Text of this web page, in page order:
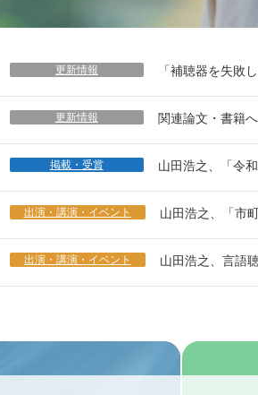
更新情報 「補聴器を失敗
更新情報 関連論文・書籍
掲載・受賞 山田浩之、「令
出演・講演・イベント 山田浩之、「市
出演・講演・イベント 山田浩之、言語